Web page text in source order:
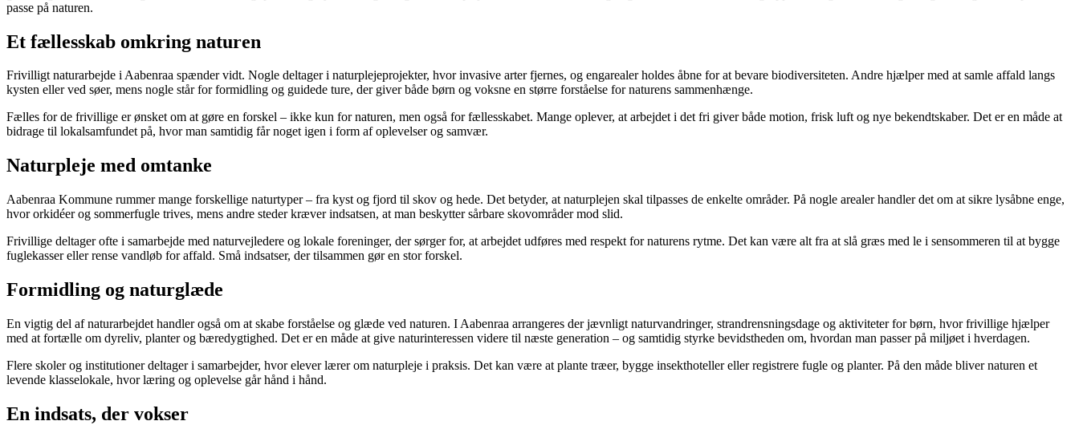
passe på naturen.
Et fællesskab omkring naturen
Frivilligt naturarbejde i Aabenraa spænder vidt. Nogle deltager i naturplejeprojekter, hvor invasive arter fjernes, og engarealer holdes åbne for at bevare biodiversiteten. Andre hjælper med at samle affald langs
kysten eller ved søer, mens nogle står for formidling og guidede ture, der giver både børn og voksne en større forståelse for naturens sammenhænge.
Fælles for de frivillige er ønsket om at gøre en forskel – ikke kun for naturen, men også for fællesskabet. Mange oplever, at arbejdet i det fri giver både motion, frisk luft og nye bekendtskaber. Det er en måde at
bidrage til lokalsamfundet på, hvor man samtidig får noget igen i form af oplevelser og samvær.
Naturpleje med omtanke
Aabenraa Kommune rummer mange forskellige naturtyper – fra kyst og fjord til skov og hede. Det betyder, at naturplejen skal tilpasses de enkelte områder. På nogle arealer handler det om at sikre lysåbne enge,
hvor orkidéer og sommerfugle trives, mens andre steder kræver indsatsen, at man beskytter sårbare skovområder mod slid.
Frivillige deltager ofte i samarbejde med naturvejledere og lokale foreninger, der sørger for, at arbejdet udføres med respekt for naturens rytme. Det kan være alt fra at slå græs med le i sensommeren til at bygge
fuglekasser eller rense vandløb for affald. Små indsatser, der tilsammen gør en stor forskel.
Formidling og naturglæde
En vigtig del af naturarbejdet handler også om at skabe forståelse og glæde ved naturen. I Aabenraa arrangeres der jævnligt naturvandringer, strandrensningsdage og aktiviteter for børn, hvor frivillige hjælper
med at fortælle om dyreliv, planter og bæredygtighed. Det er en måde at give naturinteressen videre til næste generation – og samtidig styrke bevidstheden om, hvordan man passer på miljøet i hverdagen.
Flere skoler og institutioner deltager i samarbejder, hvor elever lærer om naturpleje i praksis. Det kan være at plante træer, bygge insekthoteller eller registrere fugle og planter. På den måde bliver naturen et
levende klasselokale, hvor læring og oplevelse går hånd i hånd.
En indsats, der vokser